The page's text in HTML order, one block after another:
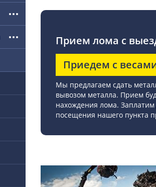
Прием лома с
Приедем с
Мы предлагаем сдать
вывозом металла. Прием
нахождения лома. Заплатим
посещения нашего пункта